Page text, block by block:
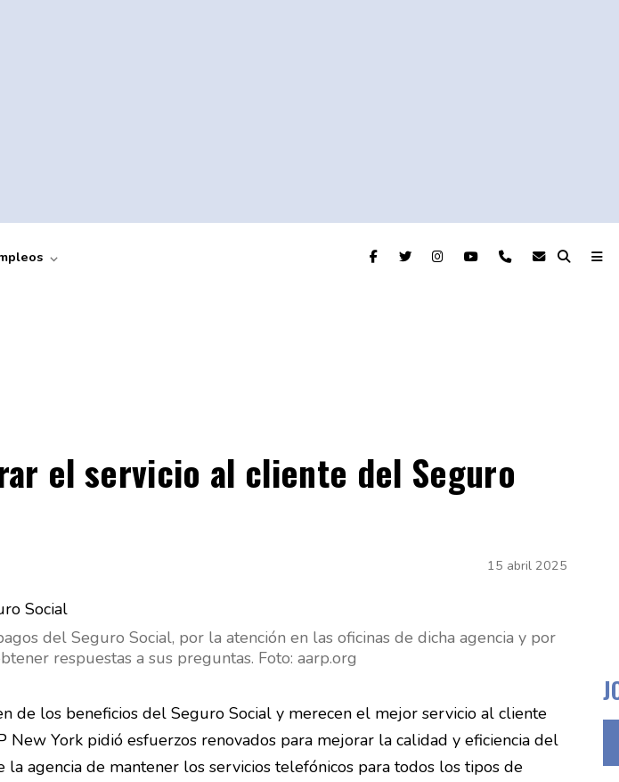
el servicio al cliente del Seguro
15 abril 2025
del Seguro Social, por la atención en las oficinas de dicha agencia y por
respuestas a sus preguntas. Foto: aarp.org
de los beneficios del Seguro Social y merecen el mejor servicio al cliente
York pidió esfuerzos renovados para mejorar la calidad y eficiencia del
agencia de mantener los servicios telefónicos para todos los tipos de